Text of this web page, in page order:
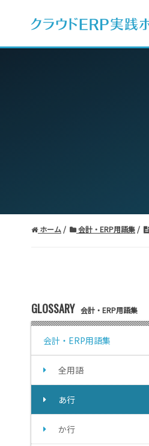
ホーム 会計・ERP用語集
GLOSSARY 会計・ERP用語集
会計・ERP用語集
全用語
あ行
か行